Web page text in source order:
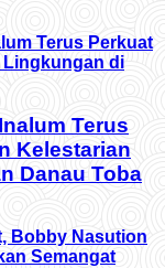
Terus
Kelestarian
Danau Toba